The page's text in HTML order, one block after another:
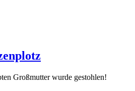
Großmutter wurde gestohlen!